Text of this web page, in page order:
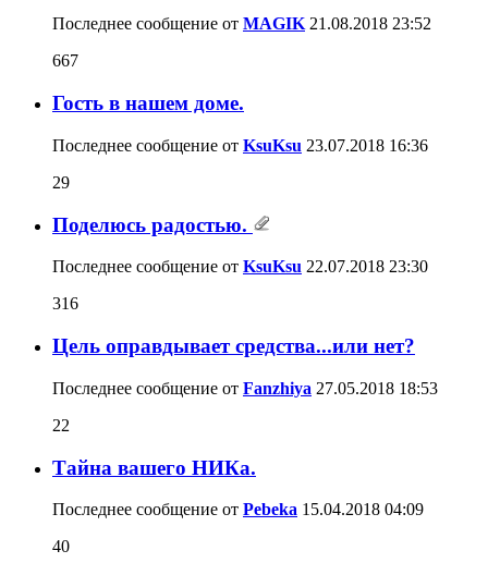
Последнее сообщение от MAGIK 21.08.2018 23:52
667
Гость в нашем доме.
Последнее сообщение от KsuKsu 23.07.2018 16:36
29
Поделюсь радостью.
Последнее сообщение от KsuKsu 22.07.2018 23:30
316
Цель оправдывает средства...или нет?
Последнее сообщение от Fanzhiya 27.05.2018 18:53
22
Тайна вашего НИКа.
Последнее сообщение от Pebeka 15.04.2018 04:09
40